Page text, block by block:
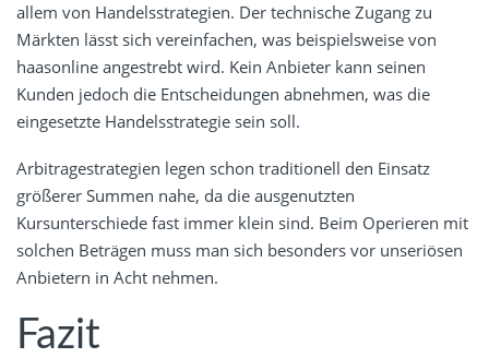
allem von Handelsstrategien. Der technische Zugang zu
Märkten lässt sich vereinfachen, was beispielsweise von
haasonline angestrebt wird. Kein Anbieter kann seinen
Kunden jedoch die Entscheidungen abnehmen, was die
eingesetzte Handelsstrategie sein soll.
Arbitragestrategien legen schon traditionell den Einsatz
größerer Summen nahe, da die ausgenutzten
Kursunterschiede fast immer klein sind. Beim Operieren mit
solchen Beträgen muss man sich besonders vor unseriösen
Anbietern in Acht nehmen.
Fazit